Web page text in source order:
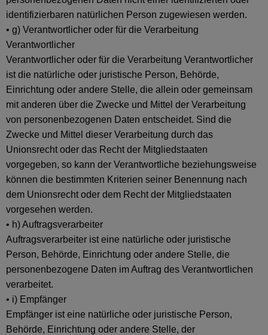
identifizierbaren natürlichen Person zugewiesen werden.
• g) Verantwortlicher oder für die Verarbeitung
Verantwortlicher
Verantwortlicher oder für die Verarbeitung Verantwortlicher
ist die natürliche oder juristische Person, Behörde,
Einrichtung oder andere Stelle, die allein oder gemeinsam
mit anderen über die Zwecke und Mittel der Verarbeitung
von personenbezogenen Daten entscheidet. Sind die
Zwecke und Mittel dieser Verarbeitung durch das
Unionsrecht oder das Recht der Mitgliedstaaten
vorgegeben, so kann der Verantwortliche beziehungsweise
können die bestimmten Kriterien seiner Benennung nach
dem Unionsrecht oder dem Recht der Mitgliedstaaten
vorgesehen werden.
• h) Auftragsverarbeiter
Auftragsverarbeiter ist eine natürliche oder juristische
Person, Behörde, Einrichtung oder andere Stelle, die
personenbezogene Daten im Auftrag des Verantwortlichen
verarbeitet.
• i) Empfänger
Empfänger ist eine natürliche oder juristische Person,
Behörde, Einrichtung oder andere Stelle, der